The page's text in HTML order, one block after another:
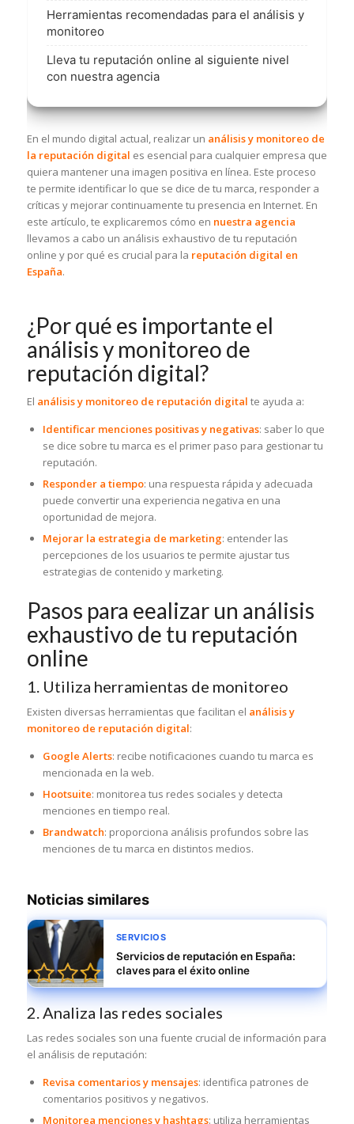
Herramientas recomendadas para el análisis y
monitoreo
Lleva tu reputación online al siguiente nivel
con nuestra agencia
En el mundo digital actual, realizar un análisis y monitoreo de
la reputación digital es esencial para cualquier empresa que
quiera mantener una imagen positiva en línea. Este proceso
te permite identificar lo que se dice de tu marca, responder a
críticas y mejorar continuamente tu presencia en Internet. En
este artículo, te explicaremos cómo en nuestra agencia
llevamos a cabo un análisis exhaustivo de tu reputación
online y por qué es crucial para la reputación digital en
España.
¿Por qué es importante el
análisis y monitoreo de
reputación digital?
El análisis y monitoreo de reputación digital te ayuda a:
Identificar menciones positivas y negativas: saber lo que
se dice sobre tu marca es el primer paso para gestionar tu
reputación.
Responder a tiempo: una respuesta rápida y adecuada
puede convertir una experiencia negativa en una
oportunidad de mejora.
Mejorar la estrategia de marketing: entender las
percepciones de los usuarios te permite ajustar tus
estrategias de contenido y marketing.
Pasos para eealizar un análisis
exhaustivo de tu reputación
online
1. Utiliza herramientas de monitoreo
Existen diversas herramientas que facilitan el análisis y
monitoreo de reputación digital:
Google Alerts: recibe notificaciones cuando tu marca es
mencionada en la web.
Hootsuite: monitorea tus redes sociales y detecta
menciones en tiempo real.
Brandwatch: proporciona análisis profundos sobre las
menciones de tu marca en distintos medios.
Noticias similares
SERVICIOS
Servicios de reputación en España:
claves para el éxito online
2. Analiza las redes sociales
Las redes sociales son una fuente crucial de información para
el análisis de reputación:
Revisa comentarios y mensajes: identifica patrones de
comentarios positivos y negativos.
Monitorea menciones y hashtags: utiliza herramientas